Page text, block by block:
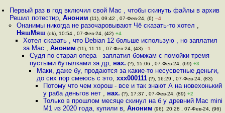
Первый раз в год включил свой Mac , чтобы скинуть файлы в архив
Решил потестир,Аноним (11), 09:42 , 07-Фев-24, (6) –4
Онанимы никогда не разочаровывают Чё сказать-то хотел ,
НяшМяш (ok), 10:54 , 07-Фев-24, (42) +4
Хотел сказать , что Debian 12 больше использую , но заплатил
за Mac , Аноним (11), 11:11 , 07-Фев-24, (43) –1
Судя по старая опера - заплатил бомжам с помойки тремя
пустыми бутылками за др, нах. (?), 15:06 , 07-Фев-24, (69) +3
Маки, даже бу, продаются за какие-то несусветные деньги,
до сих пор смеюсь с это, xxx000111(?), 16:29 , 07-Фев-24, (83)
Потому что чем хорош - все и так знают А на новехонький
у раба деньгов нет , нах. (?), 17:37 , 07-Фев-24, (89) +2
Только в прошлом месяце скинул на б у древний Mac mini
M1 из 2020 года, купили в, Аноним (96), 20:28 , 07-Фев-24, (96)